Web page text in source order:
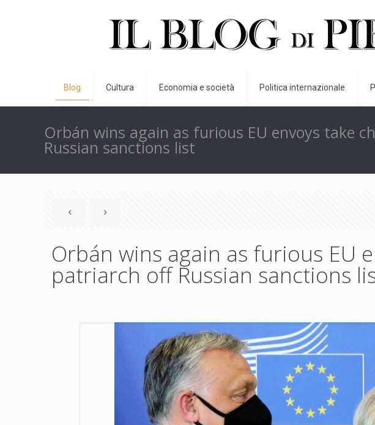
Blog Cultura Economia e società Politica internazionale
Orbán wins again as furious EU envoys take
Russian sanctions list
Orbán wins again as furious EU
patriarch off Russian sanctions